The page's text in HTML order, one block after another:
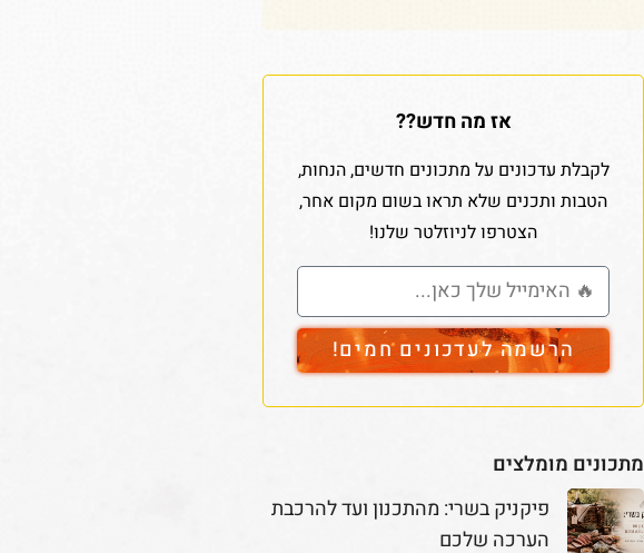
אז מה חדש??
לקבלת עדכונים על מתכונים חדשים, הנחות,
הטבות ותכנים שלא תראו בשום מקום אחר,
הצטרפו לניוזלטר שלנו!
הרשמה לעדכונים חמים!
מתכונים מומלצים
פיקניק בשרי: מהתכנון ועד להרכבת
הערכה שלכם